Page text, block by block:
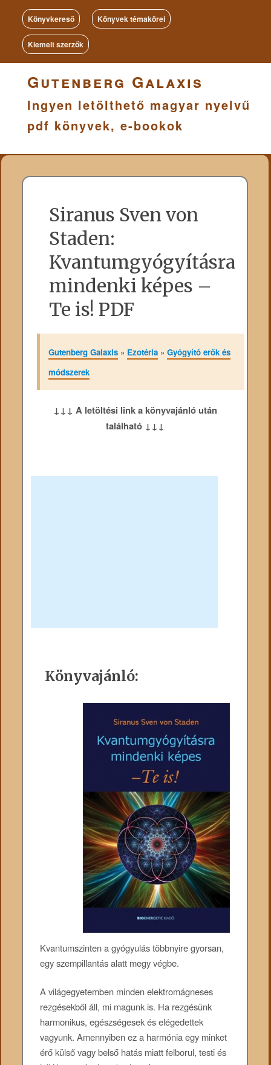
Könyvkereső Könyvek témakörei
Kiemelt szerzők
Gutenberg Galaxis
Ingyen letölthető magyar nyelvű
pdf könyvek, e-bookok
Siranus Sven von
Staden:
Kvantumgyógyításra
mindenki képes –
Te is! PDF
Gutenberg Galaxis» Ezotéria» Gyógyító erők és
módszerek
↓↓↓ A letöltési link a könyvajánló után
található ↓↓↓
Könyvajánló:
Kvantumszinten a gyógyulás többnyire gyorsan,
egy szempillantás alatt megy végbe.
A világegyetemben minden elektromágneses
rezgésekből áll, mi magunk is. Ha rezgésünk
harmonikus, egészségesek és elégedettek
vagyunk. Amennyiben ez a harmónia egy minket
érő külső vagy belső hatás miatt felborul, testi és